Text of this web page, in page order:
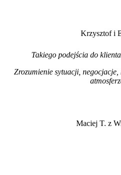
Krzysztof i
Takiego podejścia do
Zrozumienie sytuacji, negocjacje,
Maciej T. z